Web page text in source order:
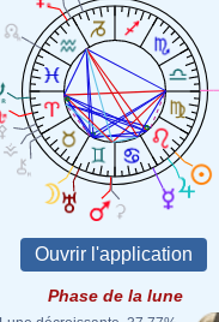
Phase de la lune